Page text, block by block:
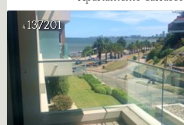
#137201